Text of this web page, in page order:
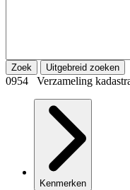
Zoek Uitgebreid zoeken
0954 Verzameling
Kenmerken